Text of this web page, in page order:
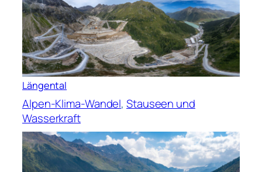
Längental
Alpen-Klima-Wandel, Stauseen und
Wasserkraft